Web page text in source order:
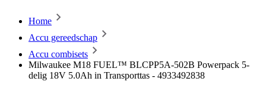
Home
Accu gereedschap
Accu combisets
Milwaukee M18 FUEL™ BLCPP5A-502B Powerpack 5-
delig 18V 5.0Ah in Transporttas - 4933492838